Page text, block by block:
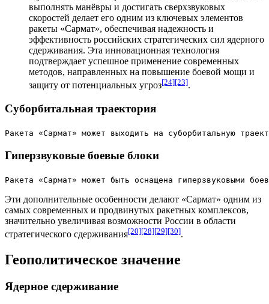
выполнять манёвры и достигать сверхзвуковых
скоростей делает его одним из ключевых элементов
ракеты «Сармат», обеспечивая надежность и
эффективность российских стратегических сил ядерного
сдерживания. Эта инновационная технология
подтверждает успешное применение современных
методов, направленных на повышение боевой мощи и
защиту от потенциальных угроз[24][23].
Суборбитальная траектория
Ракета «Сармат» может выходить на суборбитальную
Гиперзвуковые боевые блоки
Ракета «Сармат» может быть оснащена гиперзвуковыми
Эти дополнительные особенности делают «Сармат» одним из
самых современных и продвинутых ракетных комплексов,
значительно увеличивая возможности России в области
стратегического сдерживания[20][28][29][30].
Геополитическое значение
Ядерное сдерживание